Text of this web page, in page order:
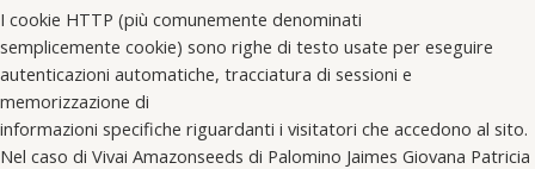
I cookie HTTP (più comunemente denominati
semplicemente cookie) sono righe di testo usate per eseguire
autenticazioni automatiche, tracciatura di sessioni e
memorizzazione di
informazioni specifiche riguardanti i visitatori che accedono al sito.
Nel caso di Vivai Amazonseeds di Palomino Jaimes Giovana Patricia